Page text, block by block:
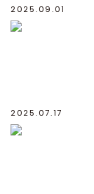
2025.09.01
2025.07.17